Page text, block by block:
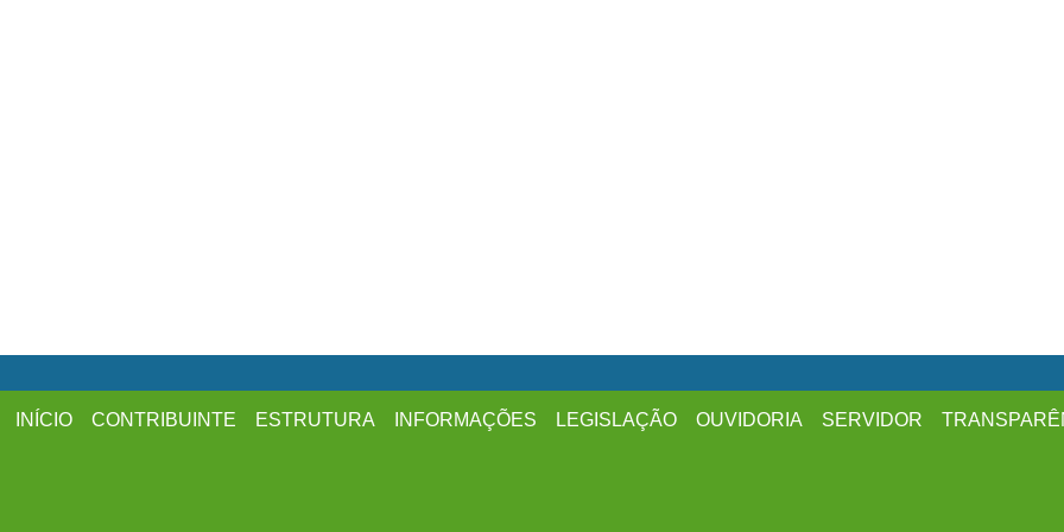
INÍCIO CONTRIBUINTE ESTRUTURA INFORMAÇÕES LEGISLAÇÃO OUVIDORIA SERVIDOR